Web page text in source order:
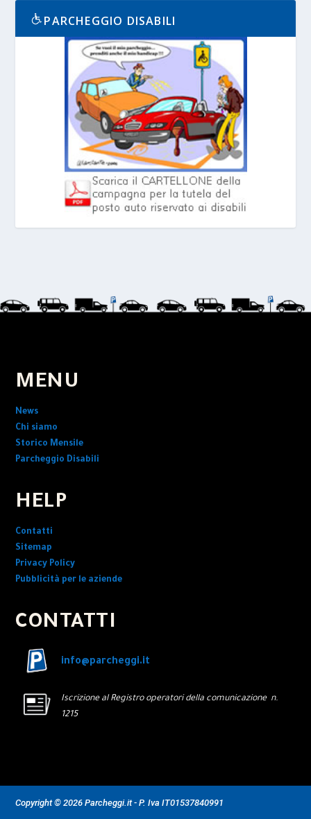
PARCHEGGIO DISABILI
MENU
News
Chi siamo
Storico Mensile
Parcheggio Disabili
HELP
Contatti
Sitemap
Privacy Policy
Pubblicità per le aziende
CONTATTI
info@parcheggi.it
Iscrizione al Registro operatori della comunicazione n.
1215
Copyright © 2026 Parcheggi.it - P. Iva IT01537840991